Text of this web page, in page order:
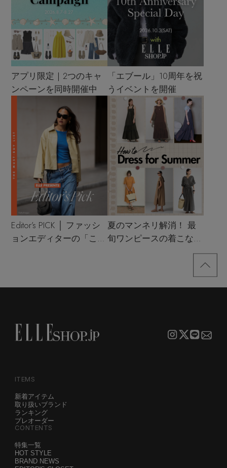
アプリ限定｜2つのキャ
ンペーンを同時開催中
「エブール」10周年を祝
うイベントを開催
Editor’s PICK │ ファッシ
ョンエディターの「これ
夏のマンネリ解消！ 最
旬ワンピースの着こなし
ITEMS
新着アイテム
取り扱いブランド
ランキング
プレオーダー
CONTENTS
特集一覧
HOT STYLE
BRAND NEWS